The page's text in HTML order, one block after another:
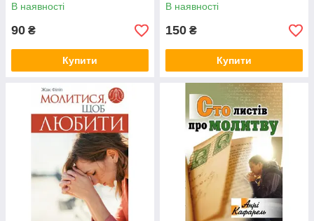
В наявності
90 ₴
Купити
В наявності
150 ₴
Купити